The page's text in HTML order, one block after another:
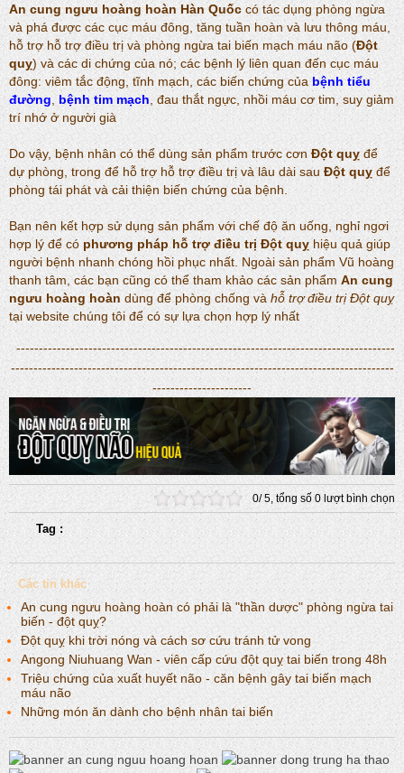
An cung ngưu hoàng hoàn Hàn Quốc có tác dụng phòng ngừa
và phá được các cục máu đông, tăng tuần hoàn và lưu thông máu,
hỗ trợ hỗ trợ điều trị và phòng ngừa tai biến mạch máu não (Đột
quỵ) và các di chứng của nó; các bệnh lý liên quan đến cục máu
đông: viêm tắc động, tĩnh mạch, các biến chứng củabệnh tiểu
đường, bệnh tim mạch, đau thắt ngực, nhồi máu cơ tim, suy giảm
trí nhớ ở người già
Do vậy, bệnh nhân có thể dùng sản phẩm trước cơnĐột quỵđể
dự phòng, trong để hỗ trợ hỗ trợ điều trị và lâu dài sauĐột quỵđể
phòng tái phát và cải thiện biến chứng của bệnh.
Bạn nên kết hợp sử dụng sản phẩm với chế độ ăn uống, nghỉ ngơi
hợp lý để có phương pháp hỗ trợ điều trị Đột quỵhiệu quả giúp
người bệnh nhanh chóng hồi phục nhất. Ngoài sản phẩm Vũ hoàng
thanh tâm, các bạn cũng có thể tham khảo các sản phẩm An cung
ngưu hoàng hoàn dùng để phòng chống và hỗ trợ điều trị Đột quỵ
tại website chúng tôi để có sự lựa chọn hợp lý nhất
------------------------------------------------------------------------------------
-------------------------------------------------------------------------------------
----------------------
0/5, tổng số 0 lượt bình chọn
Tag :
Các tin khác
An cung ngưu hoàng hoàn có phải là "thần dược" phòng ngừa tai
biến - đột quỵ?
Đột quỵ khi trời nóng và cách sơ cứu tránh tử vong
Angong Niuhuang Wan - viên cấp cứu đột quỵ tai biến trong 48h
Triệu chứng của xuất huyết não - căn bệnh gây tai biến mạch
máu não
Những món ăn dành cho bệnh nhân tai biến